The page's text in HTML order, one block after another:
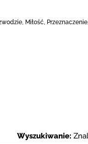
Miłość,
Wyszukiwanie: